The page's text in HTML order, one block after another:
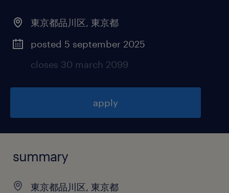
東京都品川区, 東京都
posted 5 september 2025
closes 30 march 2099
apply
summary
東京都品川区, 東京都